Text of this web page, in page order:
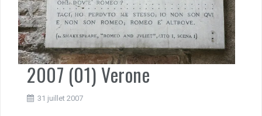
2007 (01) Verone
31 juillet 2007